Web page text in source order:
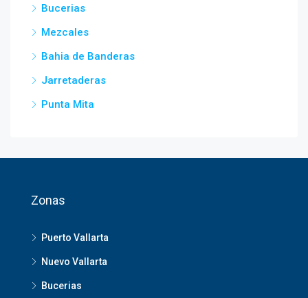
Bucerias
Mezcales
Bahia de Banderas
Jarretaderas
Punta Mita
Zonas
Puerto Vallarta
Nuevo Vallarta
Bucerias